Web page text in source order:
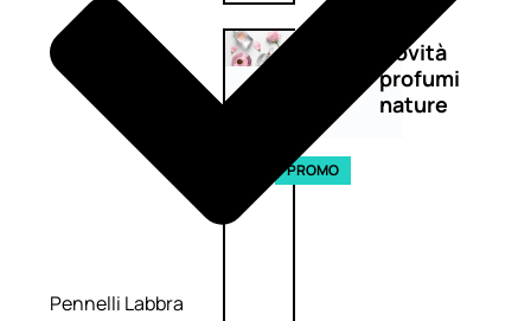
Novità
profumi
nature
PROMO
Pennelli Labbra